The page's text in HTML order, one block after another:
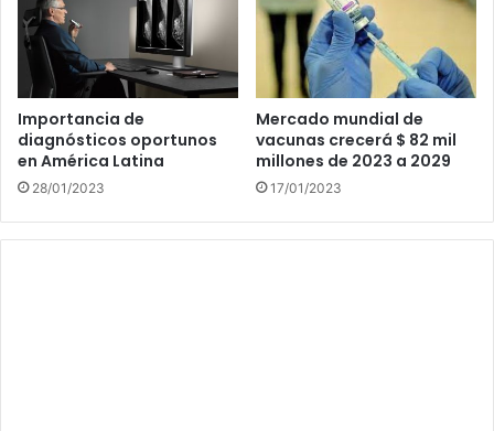
Importancia de
diagnósticos oportunos
en América Latina
28/01/2023
Mercado mundial de
vacunas crecerá $ 82 mil
millones de 2023 a 2029
17/01/2023